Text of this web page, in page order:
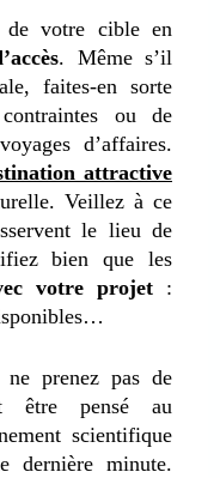
de votre cible en
. Même s’il
faites-en sorte
ou de
d’affaires.
attractive
Veillez à ce
le lieu de
bien que les
votre projet :
prenez pas de
être pensé au
scientifique
dernière minute.